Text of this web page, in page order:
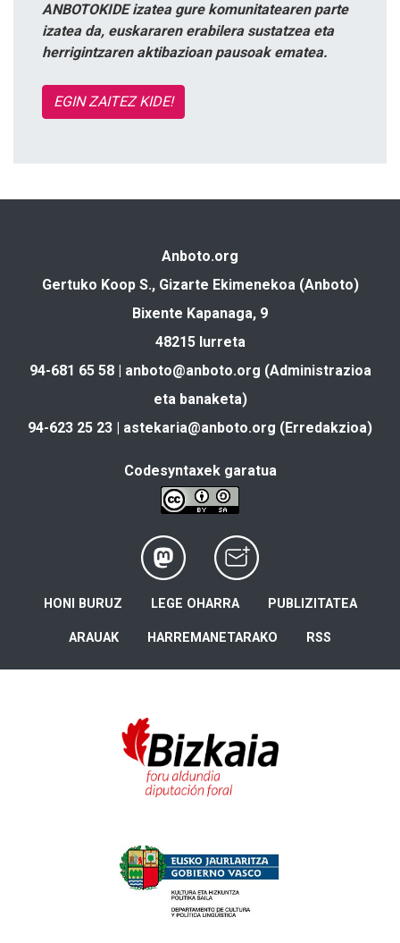
ANBOTOKIDE izatea gure komunitatearen parte
izatea da, euskararen erabilera sustatzea eta
herrigintzaren aktibazioan pausoak ematea.
EGIN ZAITEZ KIDE!
Anboto.org
Gertuko Koop S., Gizarte Ekimenekoa (Anboto)
Bixente Kapanaga, 9
48215 Iurreta
94-681 65 58 | anboto@anboto.org (Administrazioa
eta banaketa)
94-623 25 23 | astekaria@anboto.org (Erredakzioa)
Codesyntaxek garatua
HONI BURUZ LEGE OHARRA PUBLIZITATEA
ARAUAK HARREMANETARAKO RSS